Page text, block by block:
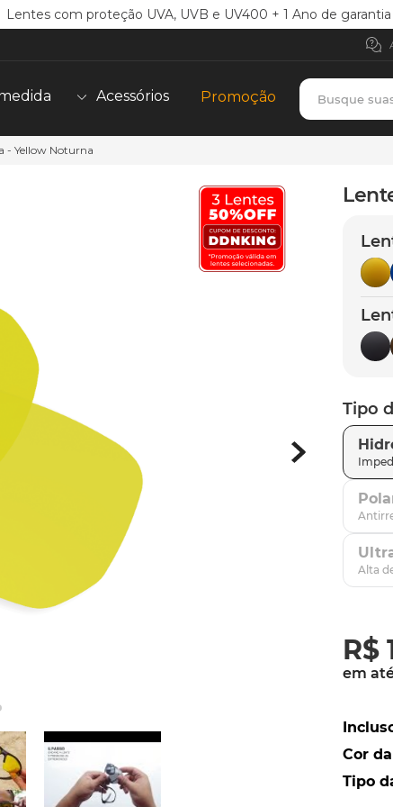
Lentes com proteção UVA, UVB e UV400 + 1 Ano de
Acessórios Promoção
Busque
- Yellow Noturna
Tipo
R$
em
Cor
Tipo
TERMOS MAIS BUSCADOS
9º
gascan